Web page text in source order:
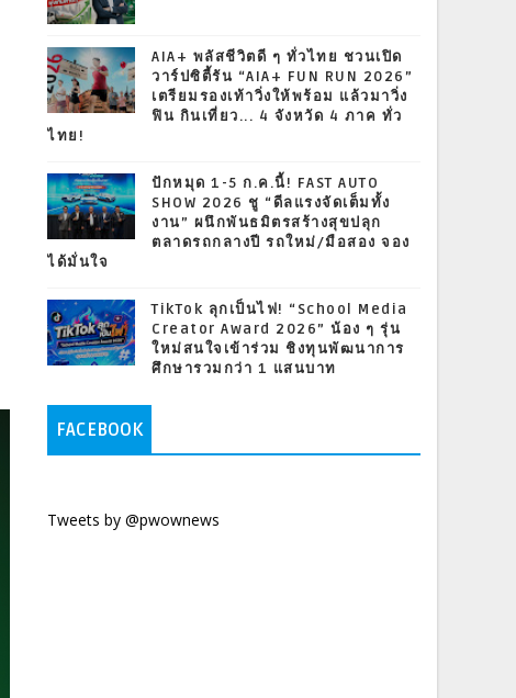
AIA+ พลัสชีวิตดี ๆ ทั่วไทย ชวนเปิด
วาร์ปซิตี้รัน “AIA+ FUN RUN 2026”
เตรียมรองเท้าวิ่งให้พร้อม แล้วมาวิ่ง
ฟิน กินเที่ยว... 4 จังหวัด 4 ภาค ทั่ว
ไทย!
ปักหมุด 1-5 ก.ค.นี้! FAST AUTO
SHOW 2026 ชู “ดีลแรงจัดเต็มทั้ง
งาน” ผนึกพันธมิตรสร้างสุขปลุก
ตลาดรถกลางปี รถใหม่/มือสอง จอง
ได้มั่นใจ
TikTok ลุกเป็นไฟ! “School Media
Creator Award 2026” น้อง ๆ รุ่น
ใหม่สนใจเข้าร่วม ชิงทุนพัฒนาการ
ศึกษารวมกว่า 1 แสนบาท
FACEBOOK
Tweets by @pwownews